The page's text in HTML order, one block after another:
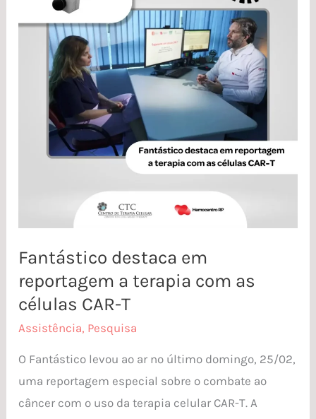
Fantástico destaca em
reportagem a terapia com as
células CAR-T
Assistência, Pesquisa
O Fantástico levou ao ar no último domingo, 25/02,
uma reportagem especial sobre o combate ao
câncer com o uso da terapia celular CAR-T. A
reportagem
terapia
células